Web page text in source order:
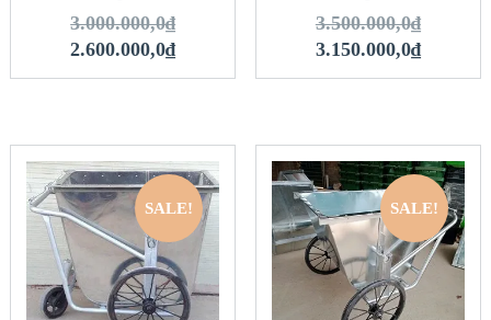
3.000.000,0₫
2.600.000,0₫
3.500.000,0₫
3.150.000,0₫
SALE!
QUICK LOOK
VIEW DETAILS
THÊM VÀO GIỎ
SALE!
QUICK LOOK
VIEW DETAILS
THÊM VÀO GIỎ